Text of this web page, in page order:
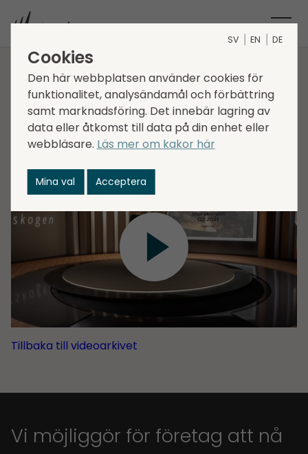
Delårs­rapport Q2 2021
Daniel Kaplan, vd, och Lena Glader, CFO, presenterar
Storskogens delårs­­rapport för andra kvartalet 2021.
Tillbaka till videoarkivet
Vi möjliggör för företag att nå
SV EN DE
Cookies
Den här webbplatsen använder cookies för
funktionalitet, analysändamål och förbättring
samt marknadsföring. Det innebär lagring av
data eller åtkomst till data på din enhet eller
webbläsare. Läs mer om kakor här
Mina val Acceptera